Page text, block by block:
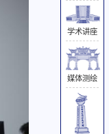
学术讲座
媒体测绘